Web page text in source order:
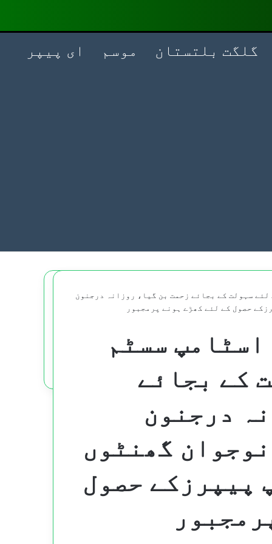
گلگت بلتستان موسم ای پیپر
سہولت کے بجائے زحمت بن گیا، روزانہ درجنون
حصول کے لئے کھڑے ہونے پرمجبور
سسٹم
کے بجائے
درجنون
گھنٹوں
پیپرزکے حصول